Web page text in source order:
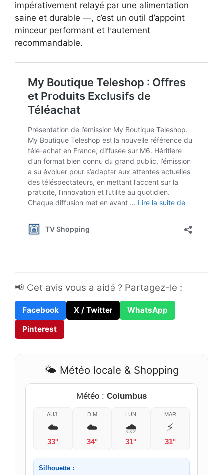
impérativement relayé par une alimentation
saine et durable —, c’est un outil d’appoint
minceur performant et hautement
recommandable.
📢 Cet avis vous a aidé ? Partagez-le :
Facebook X / Twitter
WhatsApp
Pinterest
🌤️ Météo locale & Shopping
Météo : Columbus
AUJ.
☁️
33°
DIM
☁️
34°
LUN
🌧️
31°
MAR
⚡
31°
Silhouette :